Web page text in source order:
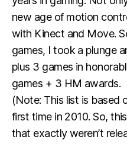
new age of motion
with Kinect and Move.
games, I took a plunge
plus 3 games in
games + 3 HM awards.
(Note: This list is based
first time in 2010. So,
that exactly weren’t